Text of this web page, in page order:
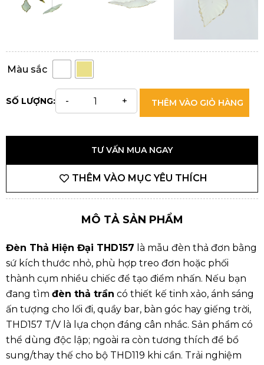
Màu sắc
SỐ LƯỢNG: THÊM VÀO GIỎ HÀNG
TƯ VẤN MUA NGAY
THÊM VÀO MỤC YÊU THÍCH
MÔ TẢ SẢN PHẨM
Đèn Thả Hiện Đại THD157 là mẫu đèn thả đơn bằng
sứ kích thước nhỏ, phù hợp treo đơn hoặc phối
thành cụm nhiều chiếc để tạo điểm nhấn. Nếu bạn
đang tìm đèn thả trần có thiết kế tinh xảo, ánh sáng
ấn tượng cho lối đi, quầy bar, bàn góc hay giếng trời,
THD157 T/V là lựa chọn đáng cân nhắc. Sản phẩm có
thể dùng độc lập; ngoài ra còn tương thích để bổ
sung/thay thế cho bộ THD119 khi cần. Trải nghiệm